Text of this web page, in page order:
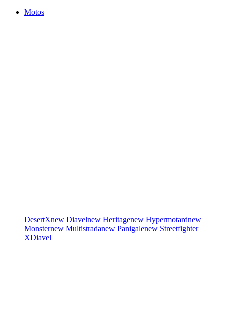
Motos
DesertXnew Diavelnew Heritagenew Hypermotardnew
Monsternew Multistradanew Panigalenew Streetfighter
XDiavel